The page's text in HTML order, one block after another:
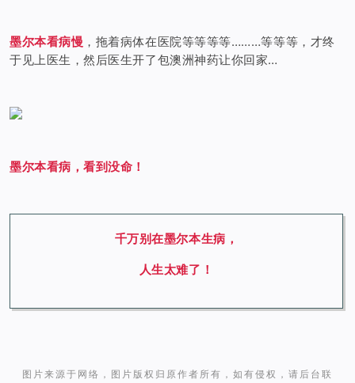
墨尔本看病慢 ，拖着病体在医院等等等等………等等等，才终
于见上医生，然后医生开了包澳洲神药让你回家…
墨尔本看病，看到没命！
千万别在墨尔本生病，
人生太难了！
图片来源于网络，图片版权归原作者所有，如有侵权，请后台联